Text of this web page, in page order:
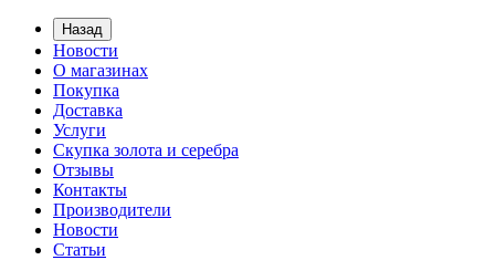
Назад
Новости
О магазинах
Покупка
Доставка
Услуги
Скупка золота и серебра
Отзывы
Контакты
Производители
Новости
Статьи